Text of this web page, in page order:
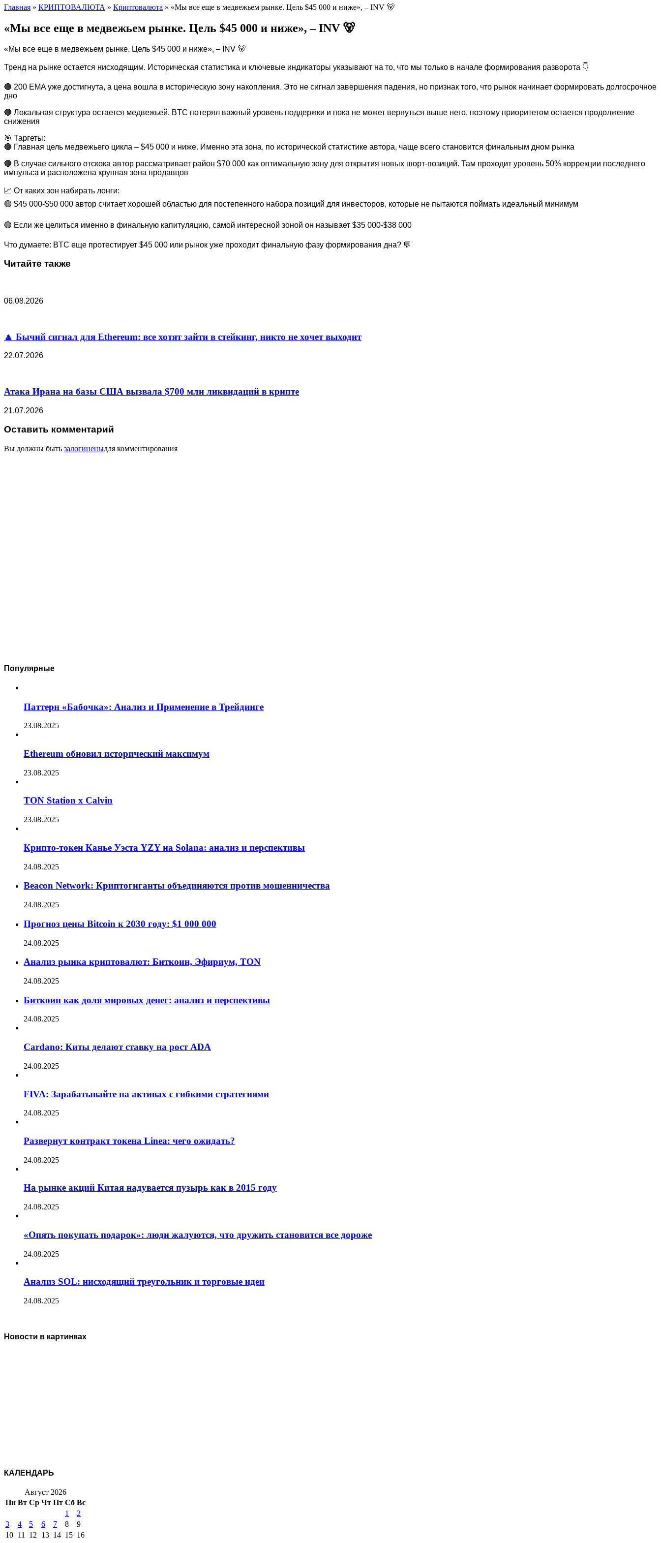
Главная » КРИПТОВАЛЮТА » Криптовалюта » «Мы все еще в медвежьем рынке. Цель $45 000 и ниже», – INV 🐻
«Мы все еще в медвежьем рынке. Цель $45 000 и ниже», – INV 🐻
«Мы все еще в медвежьем рынке. Цель $45 000 и ниже», – INV 🐻
Тренд на рынке остается нисходящим. Историческая статистика и ключевые индикаторы указывают на то, что мы только в начале формирования разворота 👇
🔴 200 EMA уже достигнута, а цена вошла в историческую зону накопления. Это не сигнал завершения падения, но признак того, что рынок начинает формировать долгосрочное
дно
🔴 Локальная структура остается медвежьей. BTC потерял важный уровень поддержки и пока не может вернуться выше него, поэтому приоритетом остается продолжение
снижения
🎯 Таргеты:
🔴 Главная цель медвежьего цикла – $45 000 и ниже. Именно эта зона, по исторической статистике автора, чаще всего становится финальным дном рынка
🔴 В случае сильного отскока автор рассматривает район $70 000 как оптимальную зону для открытия новых шорт-позиций. Там проходит уровень 50% коррекции последнего
импульса и расположена крупная зона продавцов
📈 От каких зон набирать лонги:
🟢 $45 000-$50 000 автор считает хорошей областью для постепенного набора позиций для инвесторов, которые не пытаются поймать идеальный минимум
🟢 Если же целиться именно в финальную капитуляцию, самой интересной зоной он называет $35 000-$38 000
Что думаете: BTC еще протестирует $45 000 или рынок уже проходит финальную фазу формирования дна? 💬
Читайте также
06.08.2026
🔼 Бычий сигнал для Ethereum: все хотят зайти в стейкинг, никто не хочет выходит
22.07.2026
Атака Ирана на базы США вызвала $700 млн ликвидаций в крипте
21.07.2026
Оставить комментарий
Вы должны быть залогиненыдля комментирования
Популярные
Паттерн «Бабочка»: Анализ и Применение в Трейдинге
23.08.2025
Ethereum обновил исторический максимум
23.08.2025
TON Station x Calvin
23.08.2025
Крипто-токен Канье Уэста YZY на Solana: анализ и перспективы
24.08.2025
Beacon Network: Криптогиганты объединяются против мошенничества
24.08.2025
Прогноз цены Bitcoin к 2030 году: $1 000 000
24.08.2025
Анализ рынка криптовалют: Биткоин, Эфириум, TON
24.08.2025
Биткоин как доля мировых денег: анализ и перспективы
24.08.2025
Cardano: Киты делают ставку на рост ADA
24.08.2025
FIVA: Зарабатывайте на активах с гибкими стратегиями
24.08.2025
Развернут контракт токена Linea: чего ожидать?
24.08.2025
На рынке акций Китая надувается пузырь как в 2015 году
24.08.2025
«Опять покупать подарок»: люди жалуются, что дружить становится все дороже
24.08.2025
Анализ SOL: нисходящий треугольник и торговые идеи
24.08.2025
Новости в картинках
КАЛЕНДАРЬ
Август 2026
Пн Вт Ср Чт Пт Сб Вс
1
2
3
4 5 6 7 8
9
10 11 12 13 14 15 16